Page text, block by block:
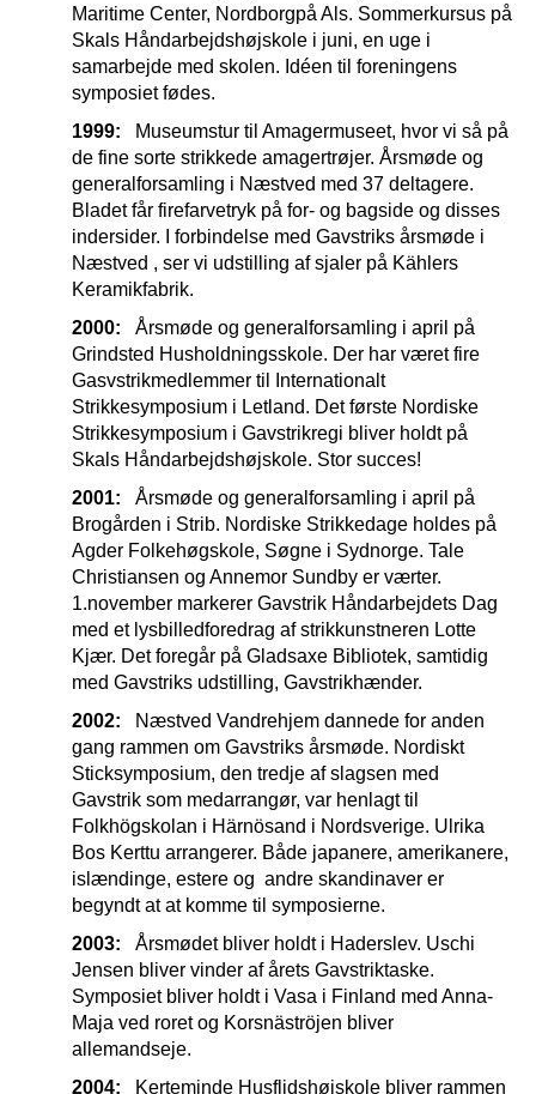
Maritime Center, Nordborgpå Als. Sommerkursus på
Skals Håndarbejdshøjskole i juni, en uge i
samarbejde med skolen. Idéen til foreningens
symposiet fødes.
1999: Museumstur til Amagermuseet, hvor vi så på
de fine sorte strikkede amagertrøjer. Årsmøde og
generalforsamling i Næstved med 37 deltagere.
Bladet får firefarvetryk på for- og bagside og disses
indersider. I forbindelse med Gavstriks årsmøde i
Næstved , ser vi udstilling af sjaler på Kählers
Keramikfabrik.
2000: Årsmøde og generalforsamling i april på
Grindsted Husholdningsskole. Der har været fire
Gasvstrikmedlemmer til Internationalt
Strikkesymposium i Letland. Det første Nordiske
Strikkesymposium i Gavstrikregi bliver holdt på
Skals Håndarbejdshøjskole. Stor succes!
2001: Årsmøde og generalforsamling i april på
Brogården i Strib. Nordiske Strikkedage holdes på
Agder Folkehøgskole, Søgne i Sydnorge. Tale
Christiansen og Annemor Sundby er værter.
1.november markerer Gavstrik Håndarbejdets Dag
med et lysbilledforedrag af strikkunstneren Lotte
Kjær. Det foregår på Gladsaxe Bibliotek, samtidig
med Gavstriks udstilling, Gavstrikhænder.
2002:
Næstved Vandrehjem dannede for anden
gang rammen om Gavstriks årsmøde. Nordiskt
Sticksymposium, den tredje af slagsen med
Gavstrik som medarrangør, var henlagt til
Folkhögskolan i Härnösand i Nordsverige. Ulrika
Bos Kerttu arrangerer. Både japanere, amerikanere,
islændinge, estere og andre skandinaver er
begyndt at at komme til symposierne.
2003: Årsmødet bliver holdt i Haderslev. Uschi
Jensen bliver vinder af årets Gavstriktaske.
Symposiet bliver holdt i Vasa i Finland med Anna-
Maja ved roret og Korsnäströjen bliver
allemandseje.
2004: Kerteminde Husflidshøjskole bliver rammen